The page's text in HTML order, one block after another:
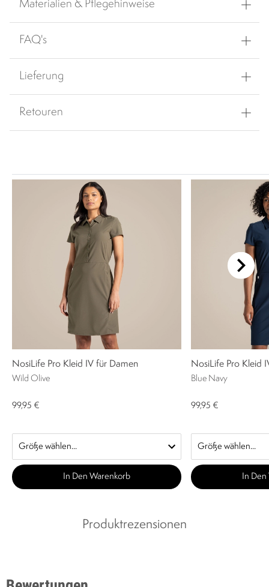
Materialien & Pflegehinweise
FAQ's
Lieferung
Retouren
NosiLife Pro Kleid IV für Damen
Wild Olive
99,95 €
In Den Warenkorb
NosiLife Pro Kleid
Blue Navy
99,95 €
In
Produktrezensionen